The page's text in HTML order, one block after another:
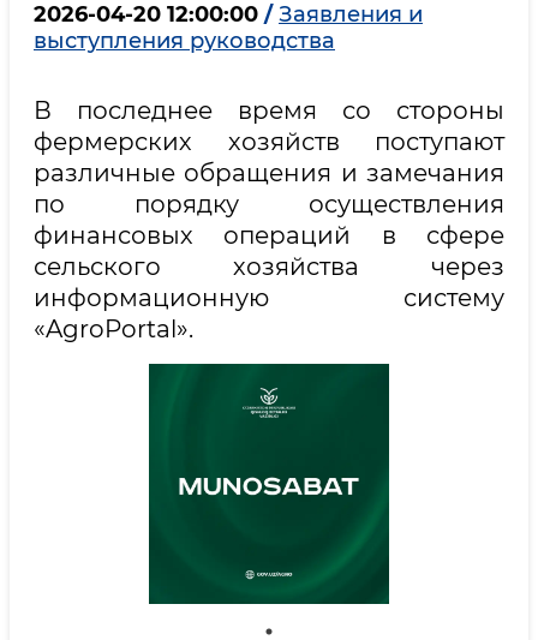
2026-04-20 12:00:00 / Заявления и
выступления руководства
В последнее время со стороны
фермерских хозяйств поступают
различные обращения и замечания
по порядку осуществления
финансовых операций в сфере
сельского хозяйства через
информационную систему
«AgroPortal».